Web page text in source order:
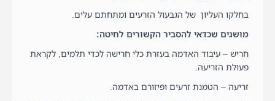
בחלקו העליון של הגבעול הזרעים ומתחתם עלים.
מושגים שכדאי להסביר הקשורים לחיטה:
חריש – עיבוד האדמה בעזרת כלי חרישה לכדי תלמים, לקראת
פעולת הזריעה.
זריעה – הטמנת זרעים ופיזורם באדמה.